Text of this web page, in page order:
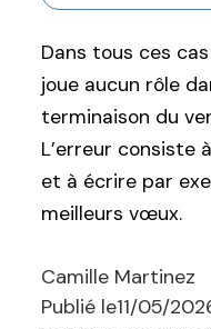
Dans tous ces
joue aucun rôle
terminaison du
L’erreur consiste
et à écrire par
meilleurs vœux.
Camille Martinez
Publié le11/05/